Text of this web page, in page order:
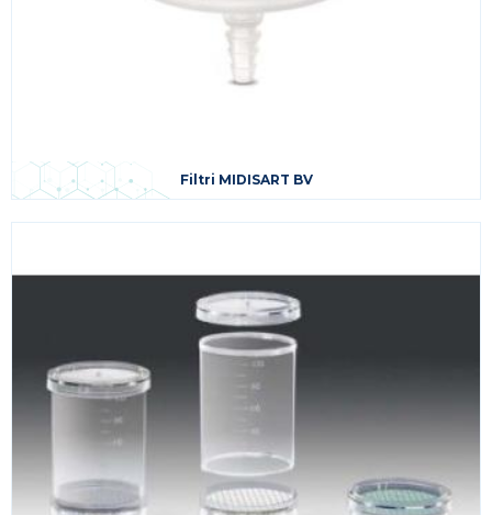
Filtri MIDISART BV